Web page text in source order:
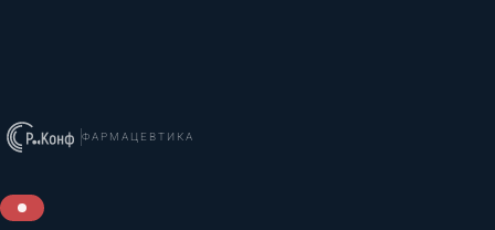
ФАРМАЦЕВТИКА